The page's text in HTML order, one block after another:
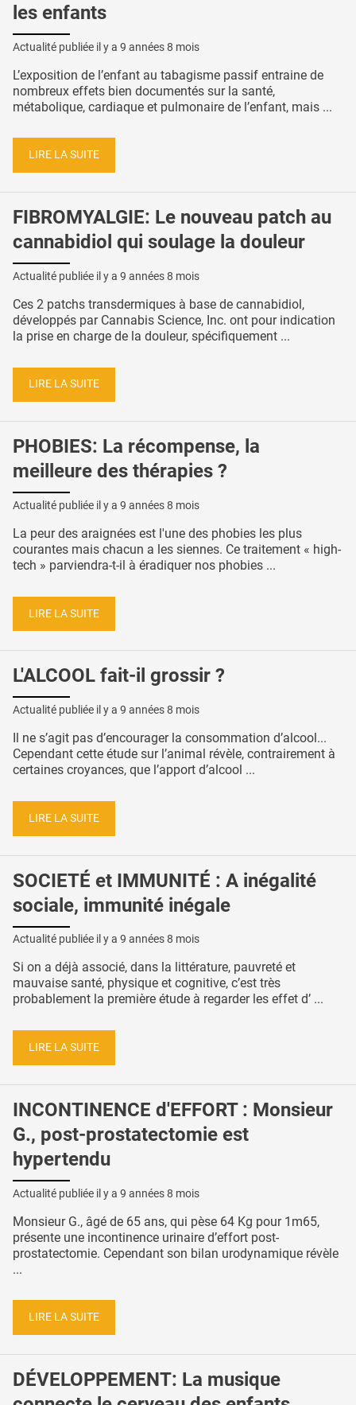
les enfants
Actualité publiée il y a 9 années 8 mois
L’exposition de l’enfant au tabagisme passif entraine de
nombreux effets bien documentés sur la santé,
métabolique, cardiaque et pulmonaire de l’enfant, mais ...
LIRE LA SUITE
FIBROMYALGIE: Le nouveau patch au
cannabidiol qui soulage la douleur
Actualité publiée il y a 9 années 8 mois
Ces 2 patchs transdermiques à base de cannabidiol,
développés par Cannabis Science, Inc. ont pour indication
la prise en charge de la douleur, spécifiquement ...
LIRE LA SUITE
PHOBIES: La récompense, la
meilleure des thérapies ?
Actualité publiée il y a 9 années 8 mois
La peur des araignées est l'une des phobies les plus
courantes mais chacun a les siennes. Ce traitement « high-
tech » parviendra-t-il à éradiquer nos phobies ...
LIRE LA SUITE
L'ALCOOL fait-il grossir ?
Actualité publiée il y a 9 années 8 mois
Il ne s’agit pas d’encourager la consommation d’alcool...
Cependant cette étude sur l’animal révèle, contrairement à
certaines croyances, que l’apport d’alcool ...
LIRE LA SUITE
SOCIETÉ et IMMUNITÉ : A inégalité
sociale, immunité inégale
Actualité publiée il y a 9 années 8 mois
Si on a déjà associé, dans la littérature, pauvreté et
mauvaise santé, physique et cognitive, c’est très
probablement la première étude à regarder les effet d’ ...
LIRE LA SUITE
INCONTINENCE d'EFFORT : Monsieur
G., post-prostatectomie est
hypertendu
Actualité publiée il y a 9 années 8 mois
Monsieur G., âgé de 65 ans, qui pèse 64 Kg pour 1m65,
présente une incontinence urinaire d’effort post-
prostatectomie. Cependant son bilan urodynamique révèle
...
LIRE LA SUITE
DÉVELOPPEMENT: La musique